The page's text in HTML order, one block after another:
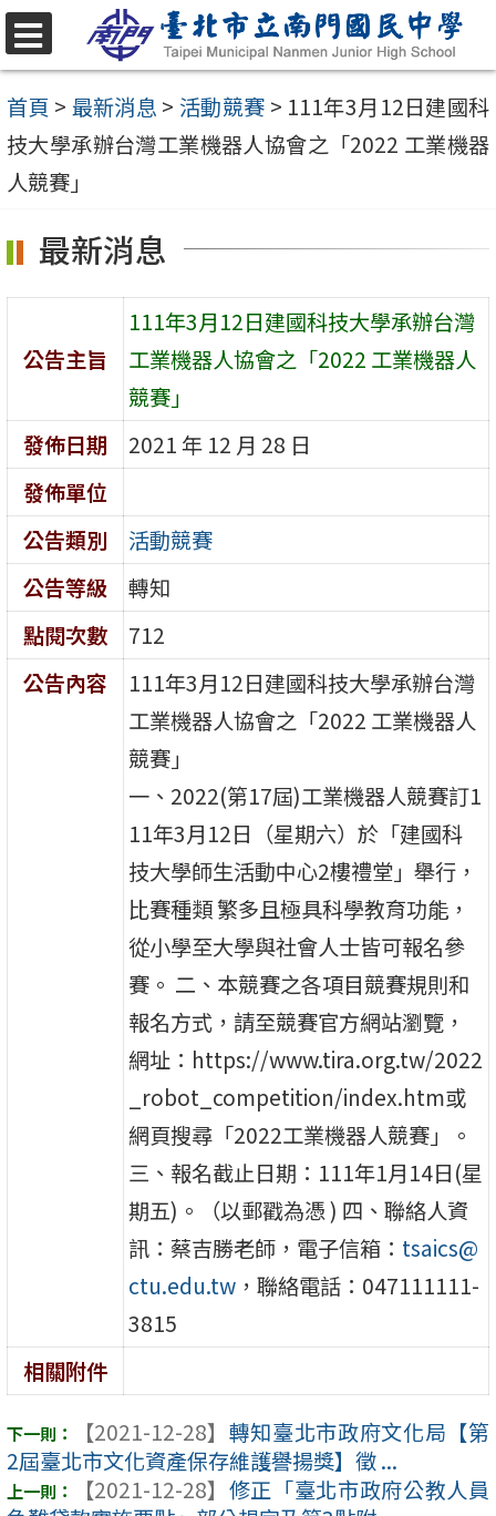
跳
至
主
要
內
區
選
單
首頁 > 最新消息 > 活動競賽 > 111年3月12日建國科
技大學承辦台灣工業機器人協會之「2022 工業機器
人競賽」
最新消息
公告主旨
111年3月12日建國科技大學承辦台灣
工業機器人協會之「2022 工業機器人
競賽」
發佈日期
2021 年 12 月 28 日
發佈單位
公告類別
活動競賽
公告等級
轉知
點閱次數
712
公告內容
111年3月12日建國科技大學承辦台灣
工業機器人協會之「2022 工業機器人
競賽」
一、2022(第17屆)工業機器人競賽訂1
11年3月12日（星期六）於「建國科
技大學師生活動中心2樓禮堂」舉行，
比賽種類 繁多且極具科學教育功能，
從小學至大學與社會人士皆可報名參
賽。 二、本競賽之各項目競賽規則和
報名方式，請至競賽官方網站瀏覽，
網址：https://www.tira.org.tw/2022
_robot_competition/index.htm或
網頁搜尋「2022工業機器人競賽」。
三、報名截止日期：111年1月14日(星
期五)。（以郵戳為憑 ) 四、聯絡人資
訊：蔡吉勝老師，電子信箱： tsaics@
ctu.edu.tw ，聯絡電話：047111111-
3815
相關附件
【2021-12-28】 轉知臺北市政府文化局【第
2屆臺北市文化資產保存維護譽揚獎】徵 ...
【2021-12-28】 修正「臺北市政府公教人員